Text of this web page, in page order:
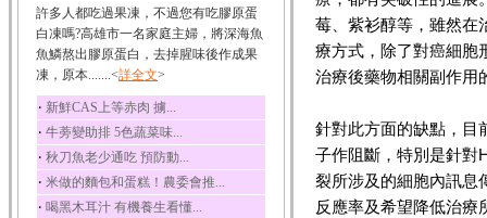
許多人都吃過果凍，不過您有吃膠原蛋
白凍嗎?高雄市一名家庭主婦，將深海魚
魚鱗熬出膠原蛋白，去掉腥味後作成果
凍，原本.......<詳全文>
‧ 新鮮CAS上等赤肉 擄...
‧ 牛蒡變助排 5色蔬菜味...
‧ 秋刀魚老少通吃 預防動...
‧ 米做的麵包和蛋糕！農委會推...
‧ 喝黑木耳汁 有機養生看懂...
莓、紫衫醇等，雖然在
療方式，除了對癌細胞
治療後藥物相關副作用
針對此方面的缺點，目
子作阻斷，特別是針對
裂所涉及的細胞內訊息
反應率及希望降低治療